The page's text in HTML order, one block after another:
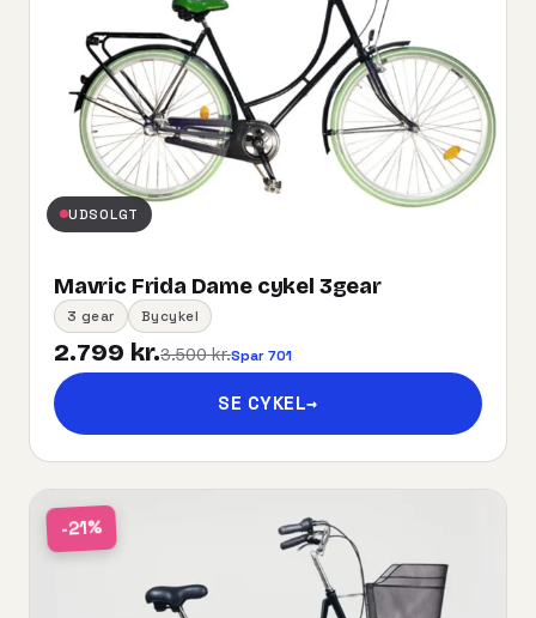
UDSOLGT
Mavric Frida Dame cykel 3gear
3 gear Bycykel
2.799 kr.3.500 kr.Spar 701
SE CYKEL→
-21%